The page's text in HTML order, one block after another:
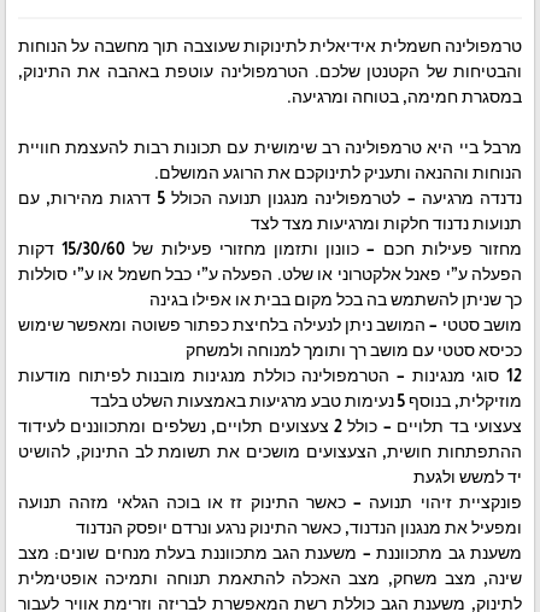
טרמפולינה חשמלית אידיאלית לתינוקות שעוצבה תוך מחשבה על הנוחות
והבטיחות של הקטנטן שלכם. הטרמפולינה עוטפת באהבה את התינוק,
במסגרת חמימה, בטוחה ומרגיעה.
מרבל ביי היא טרמפולינה רב שימושית עם תכונות רבות להעצמת חוויית
הנוחות וההנאה ותעניק לתינוקכם את הרוגע המושלם.
נדנדה מרגיעה – לטרמפולינה מנגנון תנועה הכולל 5 דרגות מהירות, עם
תנועות נדנוד חלקות ומרגיעות מצד לצד
מחזור פעילות חכם – כוונון ותזמון מחזורי פעילות של 15/30/60 דקות
הפעלה ע”י פאנל אלקטרוני או שלט. הפעלה ע”י כבל חשמל או ע”י סוללות
כך שניתן להשתמש בה בכל מקום בבית או אפילו בגינה
מושב סטטי – המושב ניתן לנעילה בלחיצת כפתור פשוטה ומאפשר שימוש
ככיסא סטטי עם מושב רך ותומך למנוחה ולמשחק
12 סוגי מנגינות – הטרמפולינה כוללת מנגינות מובנות לפיתוח מודעות
מוזיקלית, בנוסף 5 נעימות טבע מרגיעות באמצעות השלט בלבד
צעצועי בד תלויים – כולל 2 צעצועים תלויים, נשלפים ומתכווננים לעידוד
ההתפתחות חושית, הצעצועים מושכים את תשומת לב התינוק, להושיט
יד למשש ולגעת
פונקציית זיהוי תנועה – כאשר התינוק זז או בוכה הגלאי מזהה תנועה
ומפעיל את מנגנון הנדנוד, כאשר התינוק נרגע ונרדם יופסק הנדנוד
משענת גב מתכווננת – משענת הגב מתכווננת בעלת מנחים שונים: מצב
שינה, מצב משחק, מצב האכלה להתאמת תנוחה ותמיכה אופטימלית
לתינוק, משענת הגב כוללת רשת המאפשרת לבריזה וזרימת אוויר לעבור